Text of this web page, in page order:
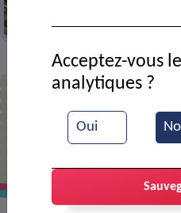
> Annuaire
Liste
Oui
Acceptez-vous
analytiques ?